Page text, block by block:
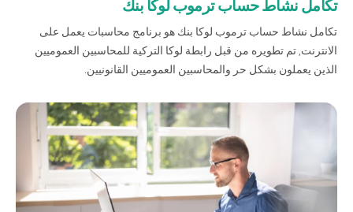
من نحن بوابة التمويل علاقات المستثمرين
مركز رضا العملاء
الفروع وأجهزة الصراف الآلي
رسوم المنتجات والخدمات
English
تكامل نشاط حساب ترموب لوكا بنك
تكامل نشاط حساب ترموب لوكا بنك هو برنامج محاسبات يعمل على
الانترنت, تم تطويره من قبل رابطة لوكا التركية للمحاسبين العموميين
الذين يعملون بشكل حر والمحاسبين العموميين القانونيين.